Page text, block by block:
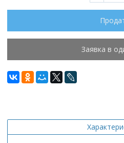
Заявка в